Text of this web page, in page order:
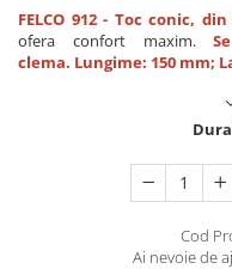
FELCO 912 - Toc conic,
ofera confort maxim.
clema. Lungime: 150 mm;
Cod
Ai nevoie de